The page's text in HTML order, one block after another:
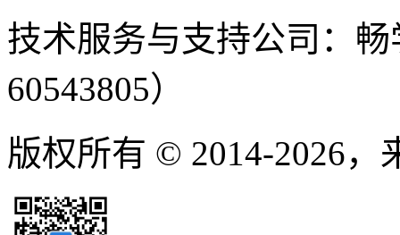
技术服务与支持公司：
60543805）
版权所有 © 2014-2026，